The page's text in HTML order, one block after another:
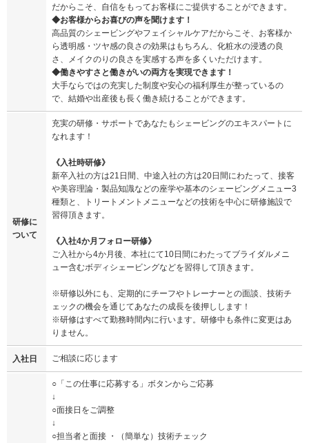
だからこそ、自信をもってお客様にご提供することができます。
◆お客様からお喜びの声を聞けます！
高品質のシェービングやフェイシャルケアだからこそ、お客様か
ら透明感・ツヤ感の良さの効果はもちろん、化粧水の浸透の良
さ、メイクのりの良さを実感する声を多くいただけます。
◆働きやすさと働きがいの両方を実現できます！
大手ならではの充実した制度や安心の福利厚生が整っているの
で、結婚や出産後も長く働き続けることができます。
研修に
ついて
充実の研修・サポートであなたもシェービングのエキスパートに
なれます！
《入社時研修》
新卒入社の方は21日間、中途入社の方は20日間にわたって、接客
や美容理論・製品知識などの座学や基本のシェービングメニュー3
種類と、トリートメントメニューなどの技術を中心に研修施設で
習得頂きます。
《入社4か月フォロー研修》
ご入社から4か月後、本社にて10日間にわたってブライダルメニ
ュー含むボディシェービングなどを習得して頂きます。
※研修以外にも、定期的にチーフやトレーナーとの面談、技術チ
ェックの機会を通じてあなたの成長を後押しします！
※研修はすべて勤務時間内に行います。研修中も条件に変更はあ
りません。
入社日 ご相談に応じます
○「この仕事に応募する」ボタンからご応募
↓
○面接日をご調整
↓
○担当者と面接 ・（簡単な）技術チェック